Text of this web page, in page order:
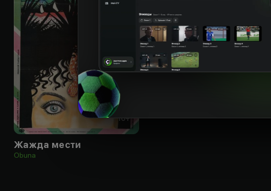
16+
Жажда мести
Obuna